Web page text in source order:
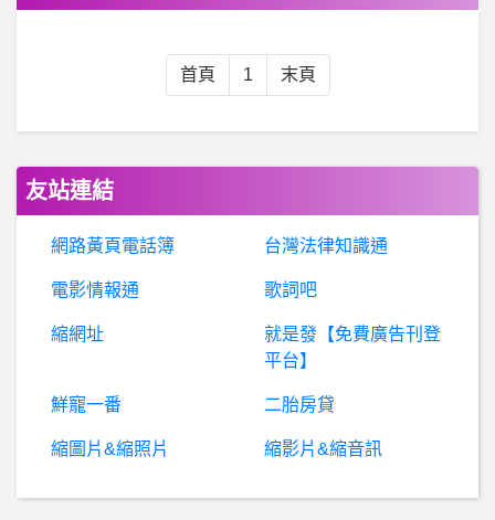
棒
球- 什麼時候中華隊才可以稱霸東亞 什麼時候中華隊才可以稱霸東亞
IM-Dragons- 0115演唱會觀後感
行動通訊- vivo陸機 台灣保固 vivo陸機 台灣保固
茶板- 貓空茶館的選擇
首頁 1 末頁
友站連結
網路黃頁電話簿 台灣法律知識通
電影情報通 歌詞吧
縮網址
就是發【免費廣告刊登
平台】
鮮寵一番 二胎房貸
縮圖片&縮照片 縮影片&縮音訊